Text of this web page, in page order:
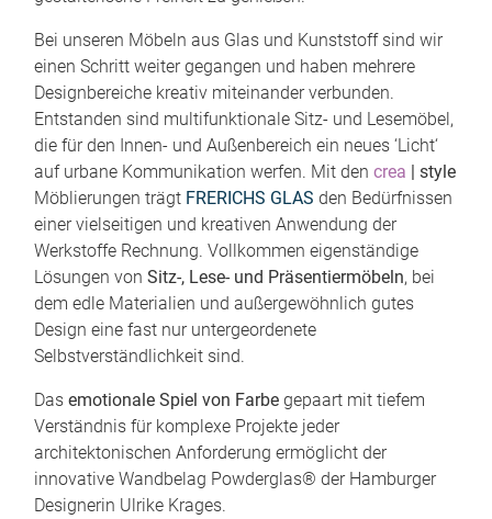
Bei unseren Möbeln aus Glas und Kunststoff sind wir
einen Schritt weiter gegangen und haben mehrere
Designbereiche kreativ miteinander verbunden.
Entstanden sind multifunktionale Sitz- und Lesemöbel,
die für den Innen- und Außenbereich ein neues ‘Licht‘
auf urbane Kommunikation werfen. Mit den crea | style
Möblierungen trägt FRERICHS GLAS den Bedürfnissen
einer vielseitigen und kreativen Anwendung der
Werkstoffe Rechnung. Vollkommen eigenständige
Lösungen von Sitz-, Lese- und Präsentiermöbeln, bei
dem edle Materialien und außergewöhnlich gutes
Design eine fast nur untergeordenete
Selbstverständlichkeit sind.
Das emotionale Spiel von Farbe gepaart mit tiefem
Verständnis für komplexe Projekte jeder
architektonischen Anforderung ermöglicht der
innovative Wandbelag Powderglas® der Hamburger
Designerin Ulrike Krages.